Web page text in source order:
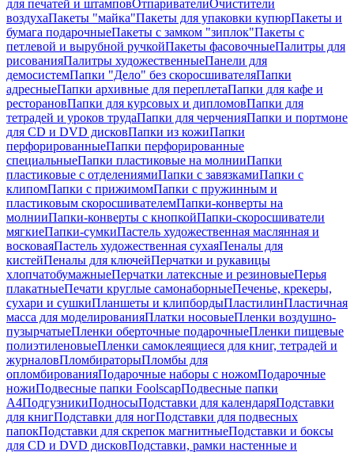
для печатей и штамповОтпаривателиОчистители
воздухаПакеты "майка"Пакеты для упаковки купюрПакеты и
бумага подарочныеПакеты с замком "зиплок"Пакеты с
петлевой и вырубной ручкойПакеты фасовочныеПалитры для
рисованияПалитры художественныеПанели для
демосистемПапки "Дело" без скоросшивателяПапки
адресныеПапки архивные для переплетаПапки для кафе и
ресторановПапки для курсовых и дипломовПапки для
тетрадей и уроков трудаПапки для черченияПапки и портмоне
для CD и DVD дисковПапки из кожиПапки
перфорированныеПапки перфорированные
специальныеПапки пластиковые на молнииПапки
пластиковые с отделениямиПапки с завязкамиПапки с
клипомПапки с прижимомПапки с пружинным и
пластиковым скоросшивателемПапки-конверты на
молнииПапки-конверты с кнопкойПапки-скоросшиватели
мягкиеПапки-сумкиПастель художественная маслянная и
восковаяПастель художественная сухаяПеналы для
кистейПеналы для ключейПерчатки и рукавицы
хлопчатобумажныеПерчатки латексные и резиновыеПерья
плакатныеПечати круглые самонаборныеПеченье, крекеры,
сухари и сушкиПланшеты и клипбордыПластилинПластичная
масса для моделированияПлатки носовыеПленки воздушно-
пузырчатыеПленки оберточные подарочныеПленки пищевые
полиэтиленовыеПленки самоклеящиеся для книг, тетрадей и
журналовПломбираторыПломбы для
опломбированияПодарочные наборы с ножомПодарочные
ножиПодвесные папки FoolscapПодвесные папки
А4ПодгузникиПодносыПодставки для календаряПодставки
для книгПодставки для ногПодставки для подвесных
папокПодставки для скрепок магнитныеПодставки и боксы
для CD и DVD дисковПодставки, рамки настенные и